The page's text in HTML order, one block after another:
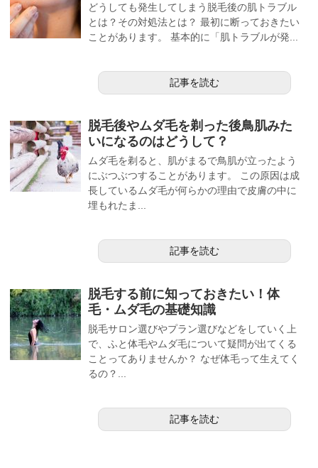
どうしても発生してしまう脱毛後の肌トラブル
とは？その対処法とは？ 最初に断っておきたい
ことがあります。 基本的に「肌トラブルが発...
記事を読む
脱毛後やムダ毛を剃った後鳥肌みた
いになるのはどうして？
ムダ毛を剃ると、肌がまるで鳥肌が立ったよう
にぶつぶつすることがあります。 この原因は成
長しているムダ毛が何らかの理由で皮膚の中に
埋もれたま...
記事を読む
脱毛する前に知っておきたい！体
毛・ムダ毛の基礎知識
脱毛サロン選びやプラン選びなどをしていく上
で、ふと体毛やムダ毛について疑問が出てくる
ことってありませんか？ なぜ体毛って生えてく
るの？...
記事を読む